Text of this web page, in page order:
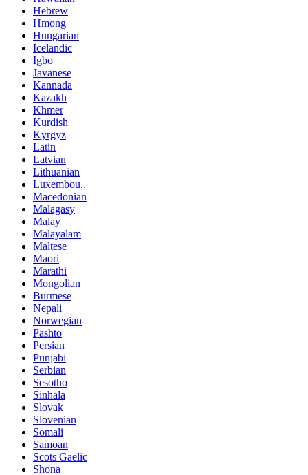
Hebrew
Hmong
Hungarian
Icelandic
Igbo
Javanese
Kannada
Kazakh
Khmer
Kurdish
Kyrgyz
Latin
Latvian
Lithuanian
Luxembou..
Macedonian
Malagasy
Malay
Malayalam
Maltese
Maori
Marathi
Mongolian
Burmese
Nepali
Norwegian
Pashto
Persian
Punjabi
Serbian
Sesotho
Sinhala
Slovak
Slovenian
Somali
Samoan
Scots Gaelic
Shona